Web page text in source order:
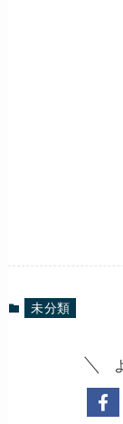
未分類